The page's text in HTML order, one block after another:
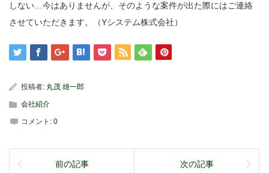
しない…今はありませんが、そのような案件が出た際にはご連絡
させていただきます。（Yシステム株式会社）
投稿者: 丸茂 雄一郎
会社紹介
コメント: 0
前の記事 次の記事